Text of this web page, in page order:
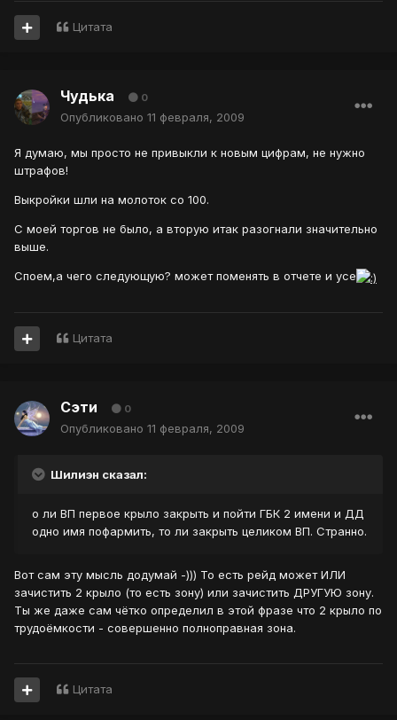
Цитата
Чудька 0
Опубликовано 11 февраля, 2009
Я думаю, мы просто не привыкли к новым цифрам, не нужно
штрафов!
Выкройки шли на молоток со 100.
С моей торгов не было, а вторую итак разогнали значительно
выше.
Споем,а чего следующую? может поменять в отчете и усе
Цитата
Сэти 0
Опубликовано 11 февраля, 2009
Шилиэн сказал:
о ли ВП первое крыло закрыть и пойти ГБК 2 имени и ДД
одно имя пофармить, то ли закрыть целиком ВП. Странно.
Вот сам эту мысль додумай -))) То есть рейд может ИЛИ
зачистить 2 крыло (то есть зону) или зачистить ДРУГУЮ зону.
Ты же даже сам чётко определил в этой фразе что 2 крыло по
трудоёмкости - совершенно полноправная зона.
Цитата